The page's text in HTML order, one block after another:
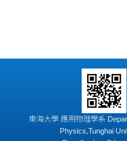
東海大學 應用物理學系
Physics,Tunghai